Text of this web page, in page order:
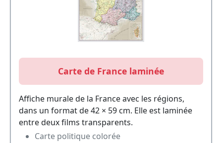
Carte de France laminée
Affiche murale de la France avec les régions,
dans un format de 42 × 59 cm. Elle est laminée
entre deux films transparents.
Carte politique colorée